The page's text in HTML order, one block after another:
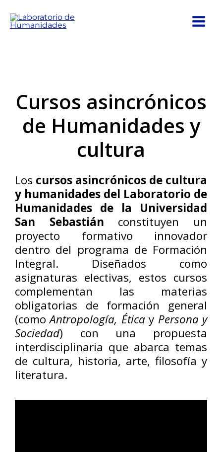
contenido
Cursos asincrónicos
de Humanidades y
cultura
Los cursos asincrónicos de cultura
y humanidades del Laboratorio de
Humanidades de la Universidad
San Sebastián constituyen un
proyecto formativo innovador
dentro del programa de Formación
Integral. Diseñados como
asignaturas electivas, estos cursos
complementan las materias
obligatorias de formación general
(comoAntropología, Éticay Persona y
Sociedad) con una propuesta
interdisciplinaria que abarca temas
de cultura, historia, arte, filosofía y
literatura.